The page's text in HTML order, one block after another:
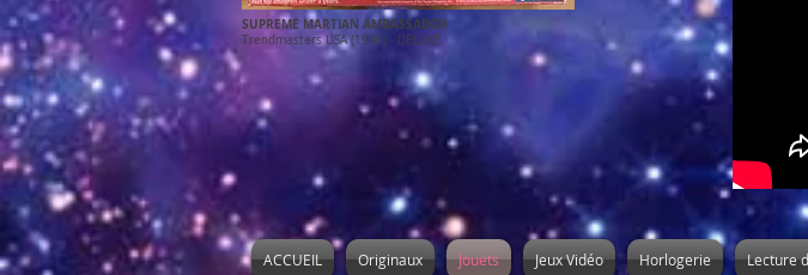
SUPREME MARTIAN AMBASSADOR
Trendmasters USA (1996) - DELUXE
ACCUEIL Originaux Jouets Jeux Vidéo Horlogerie Lecture